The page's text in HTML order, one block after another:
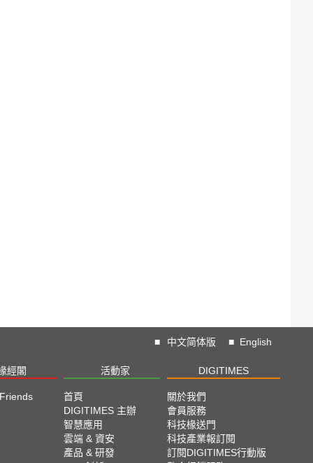
■ 中文简体版 ■ English
經閣 活動家 DIGITIMES
首頁
DIGITIMES 主辦
智慧應用
雲端 & 資安
產品 & 研發
關於我們
會員服務
科技椽送門
科技產業報訂閱
訂閱DIGITIMES行動版